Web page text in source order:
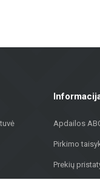
kad rastumėte
Apdailos
Pirkimo
Prekių